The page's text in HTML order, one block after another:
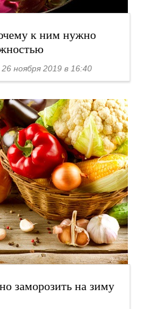
к ним нужно
ноября 2019 в 16:40
заморозить на зиму